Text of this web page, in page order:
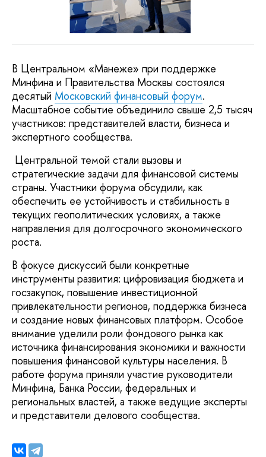
В Центральном «Манеже» при поддержке
Минфина и Правительства Москвы состоялся
десятый Московский финансовый форум.
Масштабное событие объединило свыше 2,5 тысяч
участников: представителей власти, бизнеса и
экспертного сообщества.
Центральной темой стали вызовы и
стратегические задачи для финансовой системы
страны. Участники форума обсудили, как
обеспечить ее устойчивость и стабильность в
текущих геополитических условиях, а также
направления для долгосрочного экономического
роста.
В фокусе дискуссий были конкретные
инструменты развития: цифровизация бюджета и
госзакупок, повышение инвестиционной
привлекательности регионов, поддержка бизнеса
и создание новых финансовых платформ. Особое
внимание уделили роли фондового рынка как
источника финансирования экономики и важности
повышения финансовой культуры населения. В
работе форума приняли участие руководители
Минфина, Банка России, федеральных и
региональных властей, а также ведущие эксперты
и представители делового сообщества.